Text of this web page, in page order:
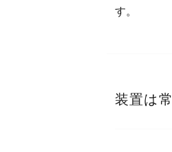
す。
装置は